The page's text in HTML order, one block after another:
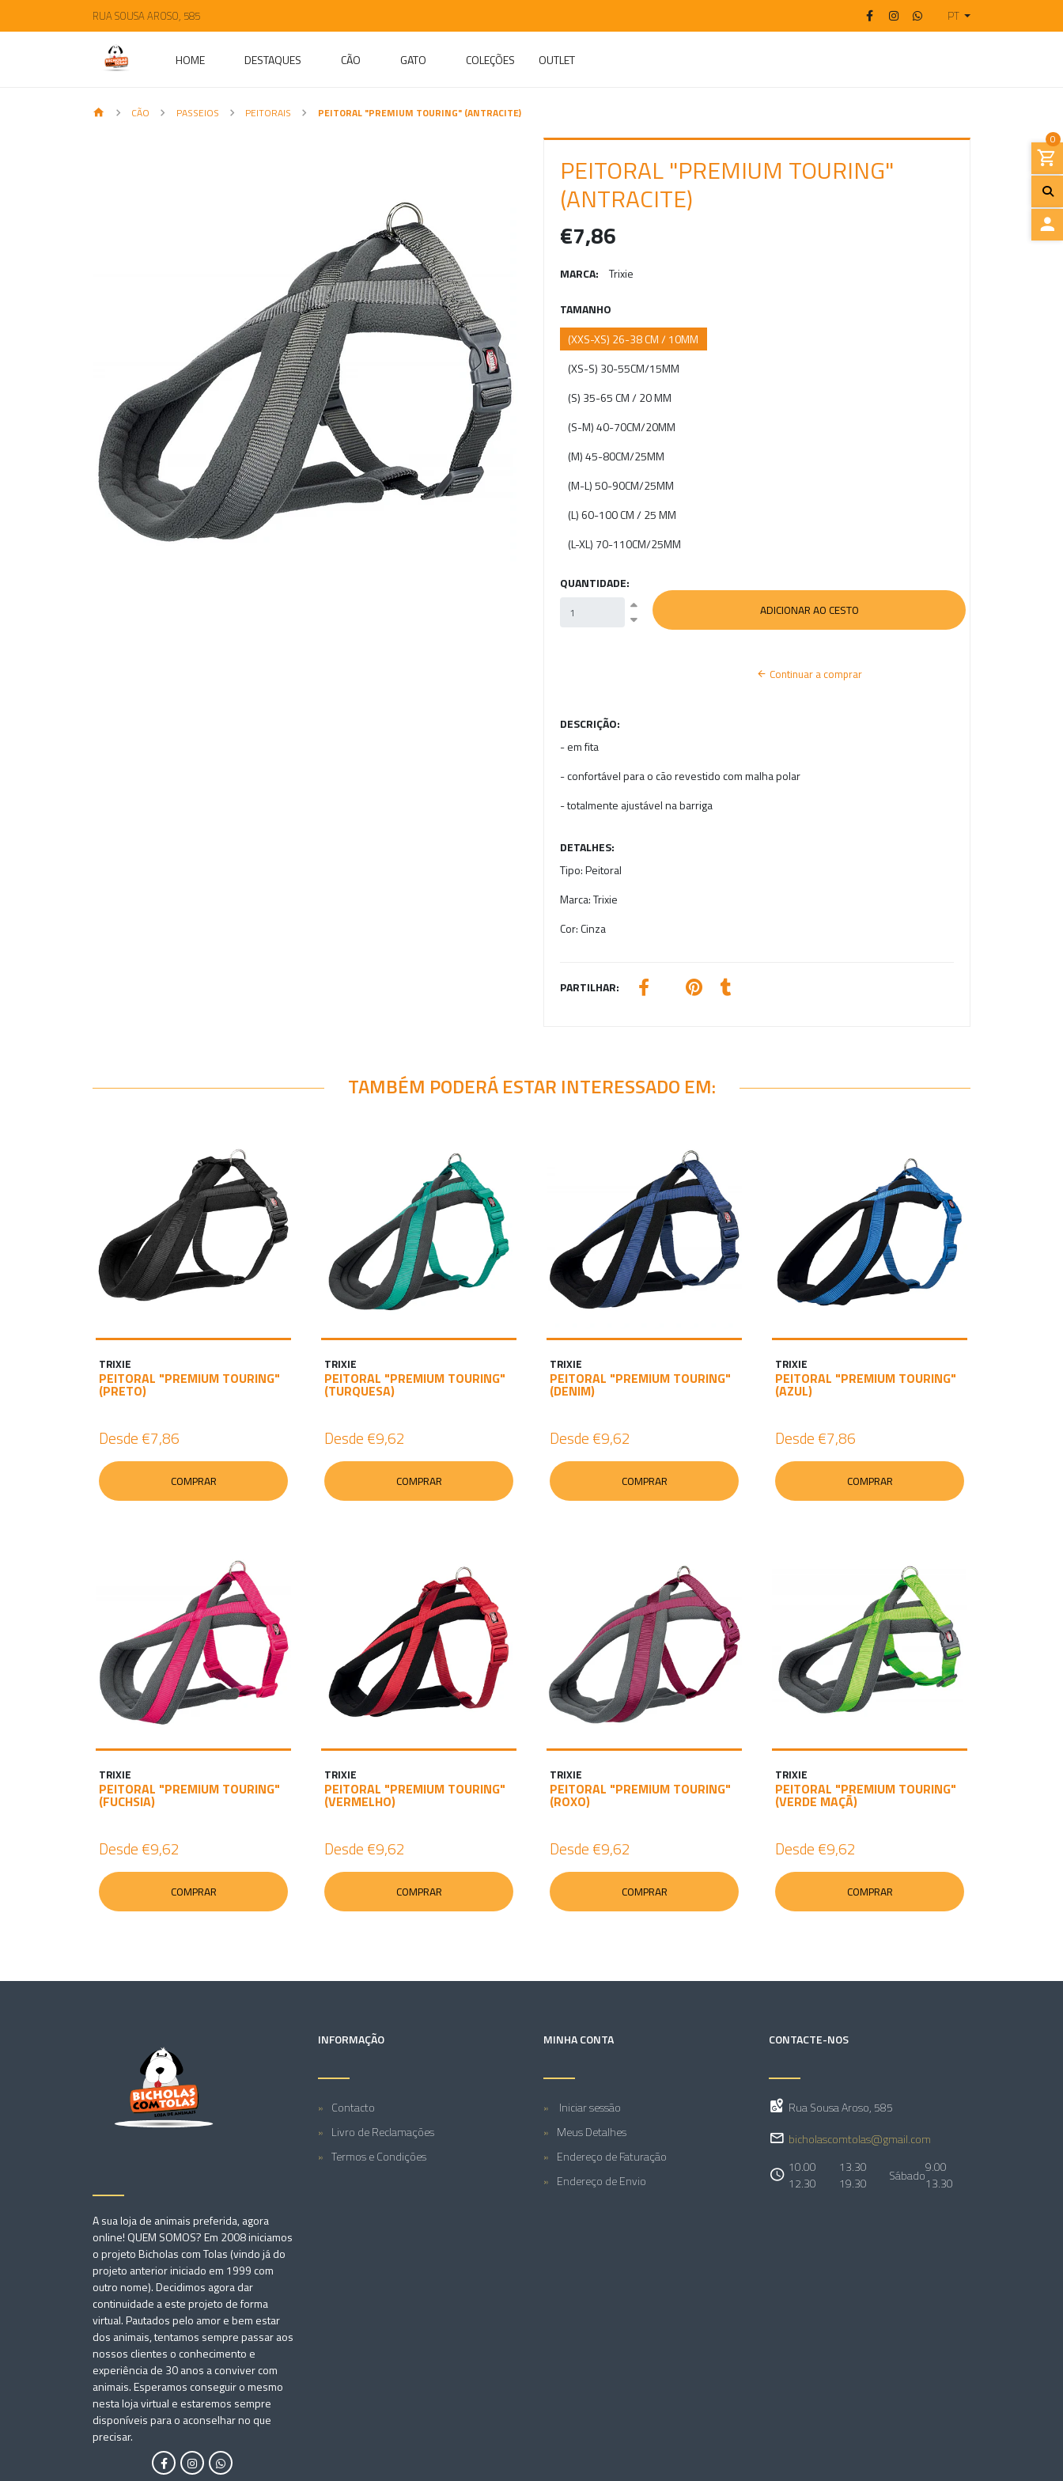
RUA SOUSA AROSO, 585 PT
HOME DESTAQUES CÃO GATO COLEÇÕES OUTLET
0
CÃO PASSEIOS PEITORAIS PEITORAL "PREMIUM TOURING" (ANTRACITE)
PEITORAL "PREMIUM TOURING"
(ANTRACITE)
€7,86
MARCA: Trixie
TAMANHO
(XXS-XS) 26-38 CM / 10MM
(XS-S) 30-55CM/15MM
(S) 35-65 CM / 20 MM
(S-M) 40-70CM/20MM
(M) 45-80CM/25MM
(M-L) 50-90CM/25MM
(L) 60-100 CM / 25 MM
(L-XL) 70-110CM/25MM
QUANTIDADE:
Continuar a comprar
DESCRIÇÃO:
- em fita
- confortável para o cão revestido com malha polar
- totalmente ajustável na barriga
DETALHES:
Tipo:Peitoral
Marca:Trixie
Cor:Cinza
PARTILHAR:
TAMBÉM PODERÁ ESTAR INTERESSADO EM:
TRIXIE
PEITORAL "PREMIUM TOURING"
(PRETO)
Desde €7,86
COMPRAR
TRIXIE
PEITORAL "PREMIUM TOURING"
(TURQUESA)
Desde €9,62
COMPRAR
TRIXIE
PEITORAL "PREMIUM TOURING"
(DENIM)
Desde €9,62
COMPRAR
TRIXIE
PEITORAL "PREMIUM TOURING"
(AZUL)
Desde €7,86
COMPRAR
TRIXIE
PEITORAL "PREMIUM TOURING"
(FUCHSIA)
Desde €9,62
COMPRAR
TRIXIE
PEITORAL "PREMIUM TOURING"
(VERMELHO)
Desde €9,62
COMPRAR
TRIXIE
PEITORAL "PREMIUM TOURING"
(ROXO)
Desde €9,62
COMPRAR
TRIXIE
PEITORAL "PREMIUM TOURING"
(VERDE MAÇÃ)
Desde €9,62
COMPRAR
A sua loja de animais preferida, agora
online! QUEM SOMOS? Em 2008 iniciamos
o projeto Bicholas com Tolas (vindo já do
projeto anterior iniciado em 1999 com
outro nome). Decidimos agora dar
continuidade a este projeto de forma
virtual. Pautados pelo amor e bem estar
dos animais, tentamos sempre passar aos
nossos clientes o conhecimento e
experiência de 30 anos a conviver com
animais. Esperamos conseguir o mesmo
nesta loja virtual e estaremos sempre
disponíveis para o aconselhar no que
precisar.
INFORMAÇÃO
Contacto
Livro de Reclamações
Termos e Condições
MINHA CONTA
Iniciar sessão
Meus Detalhes
Endereço de Faturação
Endereço de Envio
CONTACTE-NOS
Rua Sousa Aroso, 585
bicholascomtolas@gmail.com
10.00
12.30
13.30
19.30
Sábado9.00
13.30